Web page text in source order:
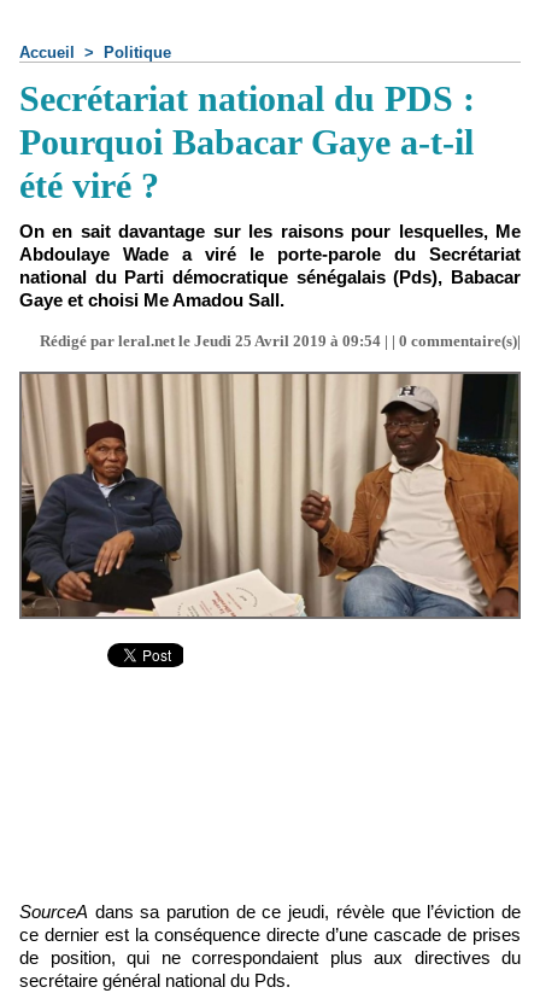
Accueil > Politique
Secrétariat national du PDS :
Pourquoi Babacar Gaye a-t-il
été viré ?
On en sait davantage sur les raisons pour lesquelles, Me
Abdoulaye Wade a viré le porte-parole du Secrétariat
national du Parti démocratique sénégalais (Pds), Babacar
Gaye et choisi Me Amadou Sall.
Rédigé par leral.net le Jeudi 25 Avril 2019 à 09:54 | | 0 commentaire(s)|
SourceA dans sa parution de ce jeudi, révèle que l’éviction de
ce dernier est la conséquence directe d’une cascade de prises
de position, qui ne correspondaient plus aux directives du
secrétaire général national du Pds.